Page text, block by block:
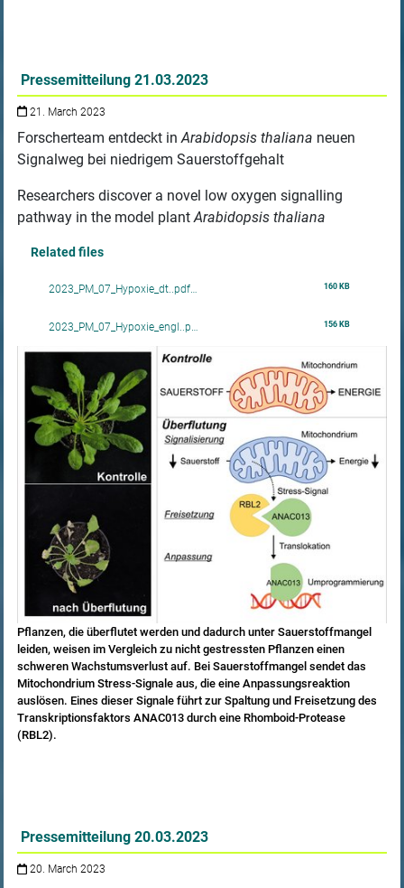
Pressemitteilung 21.03.2023
21. March 2023
Forscherteam entdeckt inArabidopsis thaliana neuen
Signalweg bei niedrigem Sauerstoffgehalt
Researchers discover a novel low oxygen signalling
pathway in the model plantArabidopsis thaliana
Related files
2023_PM_07_Hypoxie_dt..pdf… 160 KB
2023_PM_07_Hypoxie_engl..p… 156 KB
Pflanzen, die überflutet werden und dadurch unter Sauerstoffmangel
leiden, weisen im Vergleich zu nicht gestressten Pflanzen einen
schweren Wachstumsverlust auf. Bei Sauerstoffmangel sendet das
Mitochondrium Stress-Signale aus, die eine Anpassungsreaktion
auslösen. Eines dieser Signale führt zur Spaltung und Freisetzung des
Transkriptionsfaktors ANAC013 durch eine Rhomboid-Protease
(RBL2).
Pressemitteilung 20.03.2023
20. March 2023